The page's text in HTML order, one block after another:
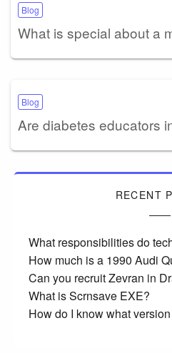
Blog
What is special about a
Blog
Are diabetes educators
RECENT
What responsibilities do
How much is a 1990 Audi
Can you recruit Zevran in
What is Scrnsave EXE?
How do I know what